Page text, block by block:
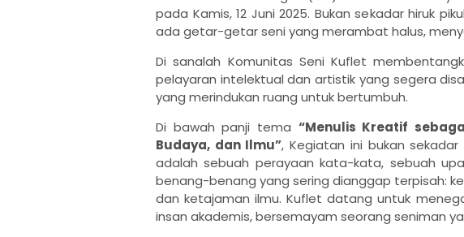
pada Kamis, 12 Juni 2025. Bukan sekadar hiruk
ada getar-getar seni yang merambat halus,
Di sanalah Komunitas Seni Kuflet
pelayaran intelektual dan artistik yang segera
yang merindukan ruang untuk bertumbuh.
Di bawah panji tema “Menulis Kreatif
Budaya, dan Ilmu”, Kegiatan ini bukan
adalah sebuah perayaan kata-kata, sebuah
benang-benang yang sering dianggap terpisah:
dan ketajaman ilmu. Kuflet datang untuk
insan akademis, bersemayam seorang seniman